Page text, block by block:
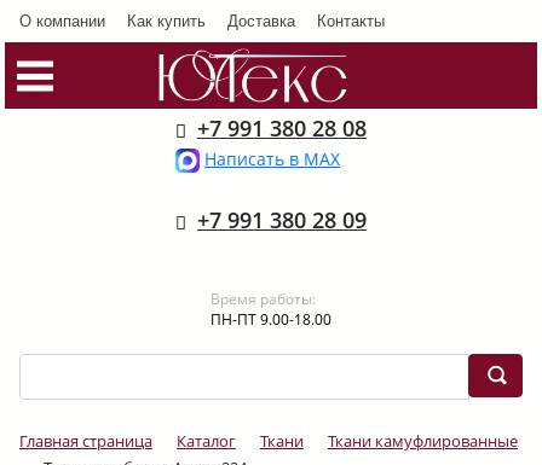
О компании Как купить Доставка Контакты
+7 991 380 28 08
Написать в MAX
+7 991 380 28 09
Время работы:
ПН-ПТ 9.00-18.00
Главная страница Каталог Ткани
Ткани камуфлированные